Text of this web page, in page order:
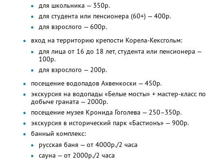
для школьника — 350р.
для студента или пенсионера (60+) — 400р.
для взрослого — 600р.
вход на территорию крепости Корела-Кексгольм:
для лица от 16 до 18 лет, студента или пенсионера —
100р.
для взрослого — 200р.
посещение водопадов Ахвенкоски — 450р.
экскурсия на водопады «Белые мосты» + мастер-класс по
добыче граната — 2000р.
посещение музея Кронида Гоголева — 250–350р.
экскурсия в исторический парк «Бастионъ» — 900р.
банный комплекс:
русская баня — от 4000р./2 часа
сауна — от 2000р./2 часа